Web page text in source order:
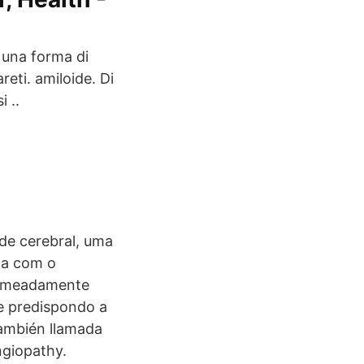
forma di
amiloide. Di
..
cerebral, uma
com o
predispondo a
llamada